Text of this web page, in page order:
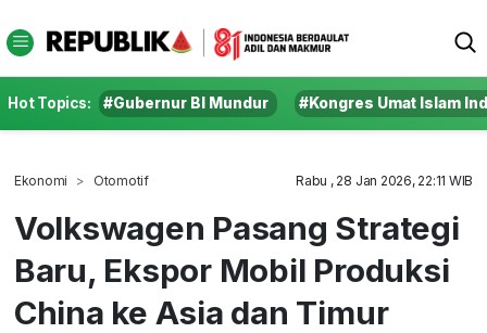
Hot Topics: #Gubernur BI Mundur #Kongres Umat Islam
Ekonomi Otomotif Rabu , 28 Jan 2026, 22:11 WIB
Volkswagen Pasang Strategi
Baru, Ekspor Mobil Produksi
China ke Asia dan Timur